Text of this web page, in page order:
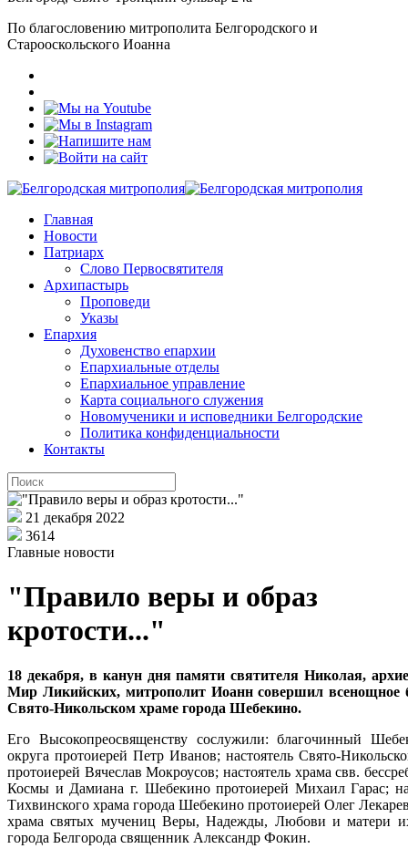
По благословению митрополита Белгородского и
Старооскольского Иоанна
Главная
Новости
Патриарх
Слово Первосвятителя
Архипастырь
Проповеди
Указы
Епархия
Духовенство епархии
Епархиальные отделы
Епархиальное управление
Карта социального служения
Новомученики и исповедники Белгородские
Политика конфиденциальности
Контакты
21 декабря 2022
3614
Главные новости
"Правило веры и образ
кротости..."
18 декабря, в канун дня памяти святителя Николая,
Мир Ликийских, митрополит Иоанн совершил всенощное
Свято-Никольском храме города Шебекино.
Его Высокопреосвященству сослужили: благочинный
округа протоиерей Петр Иванов; настоятель Свято-
протоиерей Вячеслав Мокроусов; настоятель храма свв.
Космы и Дамиана г. Шебекино протоиерей Михаил Гарас;
Тихвинского храма города Шебекино протоиерей Олег
храма святых мучениц Веры, Надежды, Любови и матери
города Белгорода священник Александр Фокин.